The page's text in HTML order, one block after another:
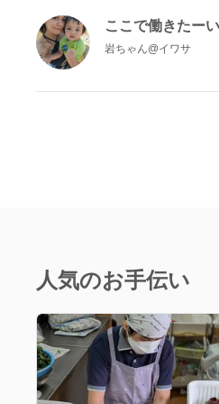
ここで働きたー
岩ちゃん@イワサ
人気のお手伝い